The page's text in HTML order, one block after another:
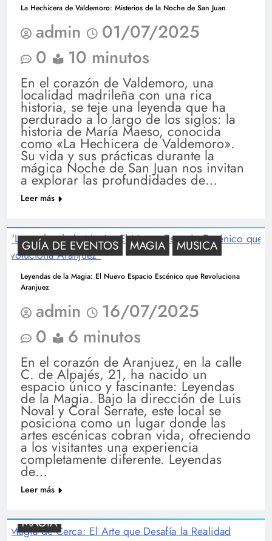
La Hechicera de Valdemoro: Misterios de la Noche de San Juan
admin
01/07/2025
0
10 minutos
En el corazón de Valdemoro, una
localidad madrileña con una rica
historia, se teje una leyenda que ha
perdurado a lo largo de los siglos: la
historia de María Maeso, conocida
como «La Hechicera de Valdemoro».
Su vida y sus prácticas durante la
mágica Noche de San Juan nos invitan
a explorar las profundidades de…
Leer más
GUÍA DE EVENTOS MAGIA MUSICA
Leyendas de la Magia: El Nuevo Espacio Escénico que Revoluciona
Aranjuez
admin
16/07/2025
0
6 minutos
En el corazón de Aranjuez, en la calle
C. de Alpajés, 21, ha nacido un
espacio único y fascinante: Leyendas
de la Magia. Bajo la dirección de Luis
Noval y Coral Serrate, este local se
posiciona como un lugar donde las
artes escénicas cobran vida, ofreciendo
a los visitantes una experiencia
completamente diferente. Leyendas
de…
Leer más
MAGIA